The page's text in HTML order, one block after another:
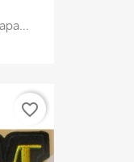
favorite_border